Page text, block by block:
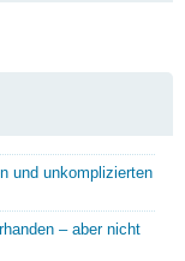
und unkomplizierten
– aber nicht